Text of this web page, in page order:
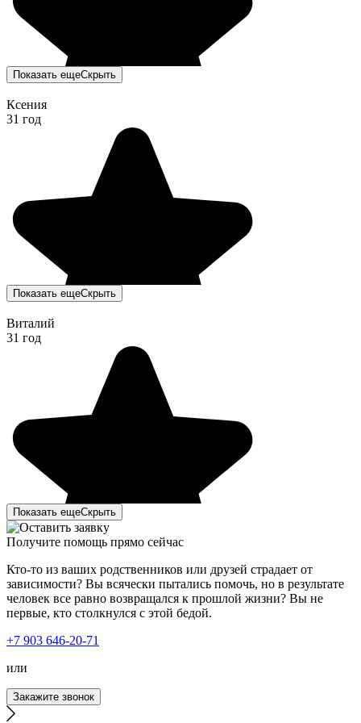
Моя супруга периодически выпивала, но всегда как-то
выходила сама. В этот раз неожиданный звонок о
делать? Как идти, когда и руки трясутся, и речь не
внятная? Я начал искать в интернете вывод из запоя,
нашёл номер и позвонил, объяснив всю ситуацию. У
Показать ещеСкрыть
Ксения
31 год
Показать ещеСкрыть
Виталий
31 год
Показать ещеСкрыть
Получите помощь прямо сейчас
Кто-то из ваших родственников или друзей страдает от
зависимости? Вы всячески пытались помочь, но в результате
человек все равно возвращался к прошлой жизни? Вы не
первые, кто столкнулся с этой бедой.
+7 903 646-20-71
или
Закажите звонок